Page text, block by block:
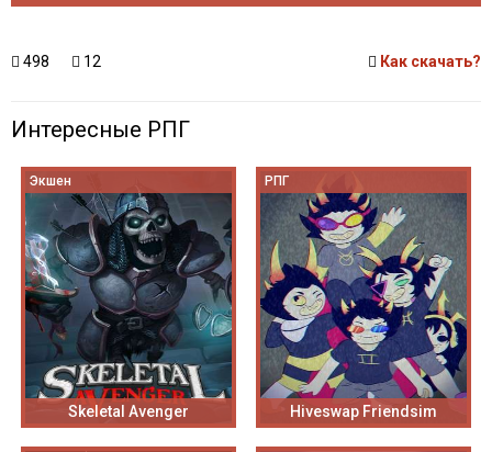
498 12 Как скачать?
Интересные РПГ
Экшен
Skeletal Avenger
РПГ
Hiveswap Friendsim